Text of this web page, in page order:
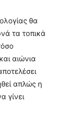
θα
τα τοπικά
αιώνια
απλώς η
γίνει